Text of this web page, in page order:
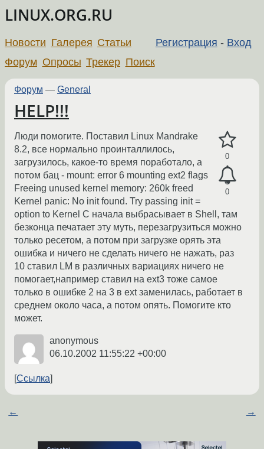
LINUX.ORG.RU
Регистрация - Вход
Новости Галерея Статьи
Форум Опросы Трекер Поиск
Форум — General
HELP!!!
0
0
Люди помогите. Поставил Linux Mandrake
8.2, все нормально проинталлилось,
загрузилось, какое-то время поработало, а
потом бац - mount: error 6 mounting ext2 flags
Freeing unused kernel memory: 260k freed
Kernel panic: No init found. Try passing init =
option to Kernel С начала выбрасывает в Shell, там
безконца печатает эту муть, перезагрузиться можно
только ресетом, а потом при загрузке орять эта
ошибка и ничего не сделать ничего не нажать, раз
10 ставил LM в различных вариациях ничего не
помогает,например ставил на ext3 тоже самое
только в ошибке 2 на 3 в ext заменилась, работает в
среднем около часа, а потом опять. Помогите кто
может.
anonymous
06.10.2002 11:55:22 +00:00
Ссылка
← →